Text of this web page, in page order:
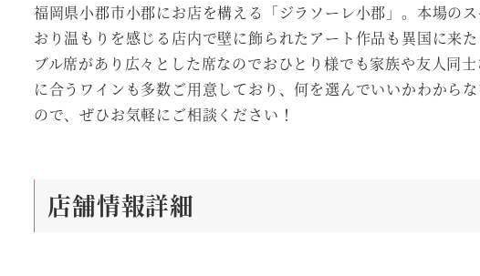
福岡県小郡市小郡にお店を構える「ジラソーレ小郡」。本場の
おり温もりを感じる店内で壁に飾られたアート作品も異国に来
ブル席があり広々とした席なのでおひとり様でも家族や友人同
に合うワインも多数ご用意しており、何を選んでいいかわから
ので、ぜひお気軽にご相談ください！
店舗情報詳細